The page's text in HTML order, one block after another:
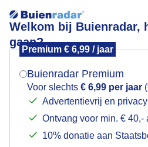
Welkom bij Buienradar,
gaan?
Premium € 6,99 / jaar
Buienradar Premium
Voor slechts € 6,99 per jaar
Advertentievrij en
Ontvang voor min. € 40,-
10% donatie aan
Staalblauwe lucht
Mogen we je locatie
Indien je hier nog geen
verschijnt er zo een pop-up